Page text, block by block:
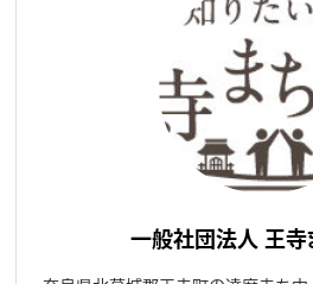
一般社団法人 王寺